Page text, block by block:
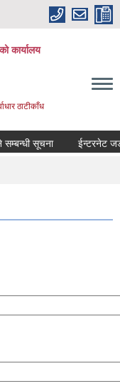
कार्यालय
ठाटीकाँध
सूचना ईन्टरनेट